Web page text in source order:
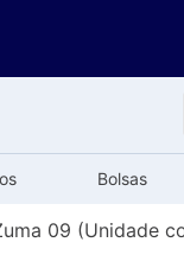
Bolsas
09 (Unidade